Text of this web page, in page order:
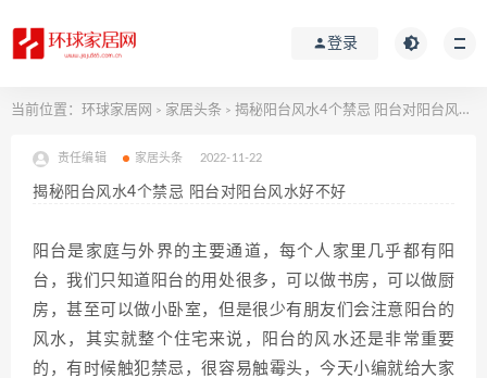
登录
当前位置： 环球家居网 > 家居头条 > 揭秘阳台风水4个禁忌 阳台对阳台风水好不好
责任编辑 家居头条 2022-11-22
揭秘阳台风水4个禁忌 阳台对阳台风水好不好
阳台是家庭与外界的主要通道，每个人家里几乎都有阳
台，我们只知道阳台的用处很多，可以做书房，可以做厨
房，甚至可以做小卧室，但是很少有朋友们会注意阳台的
风水，其实就整个住宅来说，阳台的风水还是非常重要
的，有时候触犯禁忌，很容易触霉头，今天小编就给大家